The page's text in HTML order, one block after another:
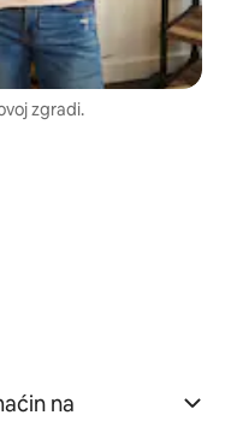
zgradi.
na